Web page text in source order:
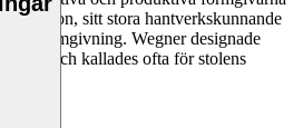
precision, sitt stora hantverkskunnande
på formgivning. Wegner designade
livstid och kallades ofta för stolens